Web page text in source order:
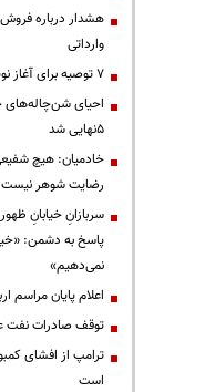
هشدار درباره
وارداتی
۷ توصیه برای آغاز نویسندگی
احیای شن‌چاله‌های
۵نهایی شد
خادمیان: هیچ
رضایت شوهر نیست
سربازانِ خیابانِ
پاسخ به دشمن:
نمی‌دهیم»
اعلام پایان مراسم
توقف صادرات نفت
ترامپ از افشای
است